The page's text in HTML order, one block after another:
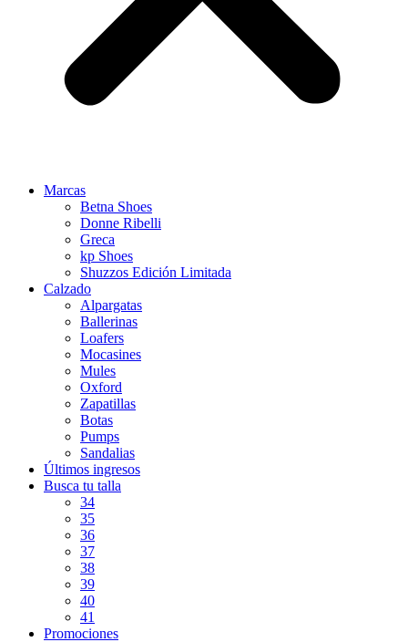
Marcas
Betna Shoes
Donne Ribelli
Greca
kp Shoes
Shuzzos Edición Limitada
Calzado
Alpargatas
Ballerinas
Loafers
Mocasines
Mules
Oxford
Zapatillas
Botas
Pumps
Sandalias
Últimos ingresos
Busca tu talla
34
35
36
37
38
39
40
41
Promociones